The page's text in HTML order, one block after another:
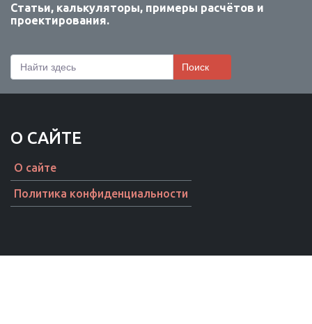
Статьи, калькуляторы, примеры расчётов и
проектирования.
Поиск
О САЙТЕ
О сайте
Политика конфиденциальности